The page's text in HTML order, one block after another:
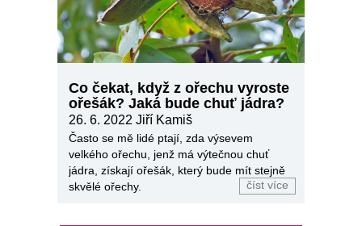
Co čekat, když z ořechu vyroste
ořešák? Jaká bude chuť jádra?
26. 6. 2022 Jiří Kamiš
Často se mě lidé ptají, zda výsevem
velkého ořechu, jenž má výtečnou chuť
jádra, získají ořešák, který bude mít stejně
skvělé ořechy.
číst více